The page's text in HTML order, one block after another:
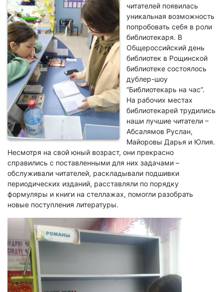
читателей появилась
уникальная возможность
попробовать себя в роли
библиотекаря. В
Общероссийский день
библиотек в Рощинской
библиотеке состоялось
дублер-шоу
“Библиотекарь на час”.
На рабочих местах
библиотекарей трудились
наши лучшие читатели –
Абсалямов Руслан,
Майоровы Дарья и Юлия.
Несмотря на свой юный возраст, они прекрасно
справились с поставленными для них задачами –
обслуживали читателей, раскладывали подшивки
периодических изданий, расставляли по порядку
формуляры и книги на стеллажах, помогли разобрать
новые поступления литературы.